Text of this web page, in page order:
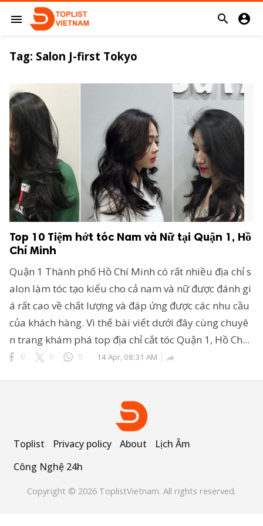
menu  
Nghệ 24h
Tag: Salon J-first Tokyo
Top 10 Tiệm hớt tóc Nam và Nữ tại Quận 1, Hồ
Chí Minh
Quận 1 Thành phố Hồ Chí Minh có rất nhiều địa chỉ s
alon làm tóc tạo kiểu cho cả nam và nữ được đánh gi
á rất cao về chất lượng và đáp ứng được các nhu cầu
của khách hàng. Vì thế bài viết dưới đây cùng chuyê
n trang khám phá top địa chỉ cắt tóc Quận 1, Hồ Ch...
0 0 0 14 Apr, 08:31 AM 
Toplist Privacy policy About
Lịch Âm
Công Nghệ 24h
Copyright © 2026 ToplistVietnam. All rights reserved.